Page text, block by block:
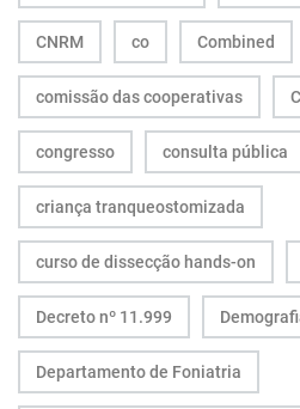
CNRM co Combined
comissão das cooperativas
congresso consulta pública
criança tranqueostomizada
curso de dissecção hands-on
Decreto nº 11.999
Departamento de Foniatria